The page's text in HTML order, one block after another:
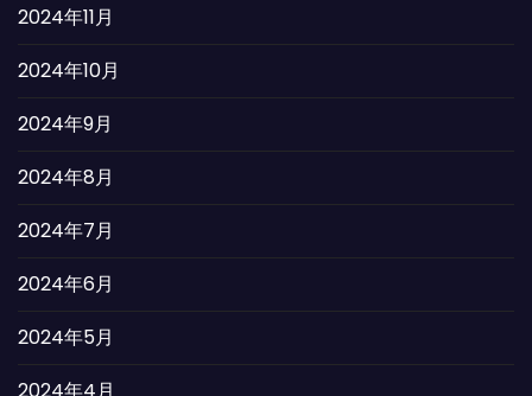
2024年11月
2024年10月
2024年9月
2024年8月
2024年7月
2024年6月
2024年5月